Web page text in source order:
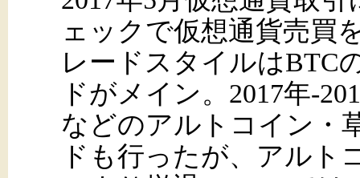
ェックで仮想通貨売買
レードスタイルはBTC
ドがメイン。2017年-
などのアルトコイン・
ドも行ったが、アルト